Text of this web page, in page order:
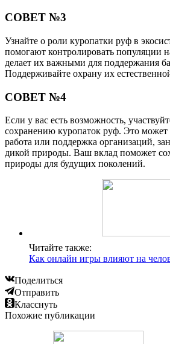
СОВЕТ №3
Узнайте о роли куропатки руф в
помогают контролировать популяции
делает их важными для поддержания
Поддерживайте охрану их
СОВЕТ №4
Если у вас есть возможность,
сохранению куропаток руф. Это может
работа или поддержка организаций,
дикой природы. Ваш вклад поможет
природы для будущих поколений.
Читайте также:
Как онлайн игры влияют на
Поделиться
Отправить
Класснуть
Похожие публикации